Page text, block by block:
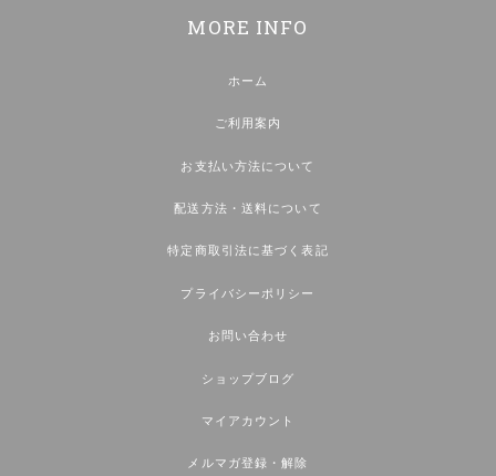
MORE INFO
ホーム
ご利用案内
お支払い方法について
配送方法・送料について
特定商取引法に基づく表記
プライバシーポリシー
お問い合わせ
ショップブログ
マイアカウント
メルマガ登録・解除